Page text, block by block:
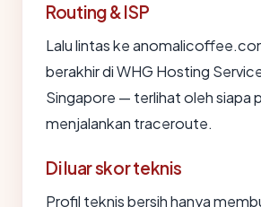
Routing & ISP
Lalu lintas ke
berakhir di WHG Hosting
Singapore — terlihat oleh siapa
menjalankan traceroute.
Di luar skor teknis
Profil teknis bersih hanya